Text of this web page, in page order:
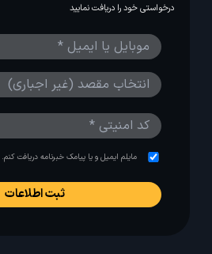
درخواستی خود را دریافت نمایید
مایلم ایمیل و یا پیامک خبرنامه دریافت کنم.